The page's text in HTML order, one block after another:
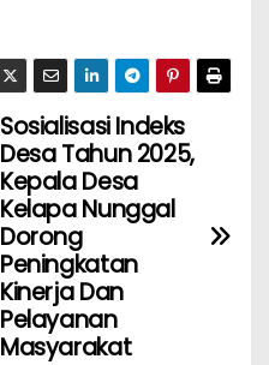
Sosialisasi Indeks
Desa Tahun 2025,
Kepala Desa
Kelapa Nunggal
Dorong
Peningkatan
Kinerja Dan
Pelayanan
Masyarakat